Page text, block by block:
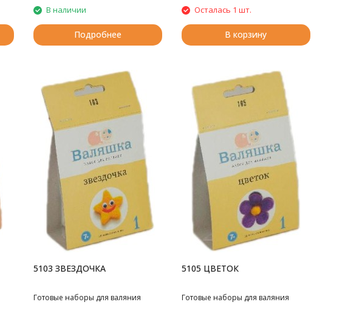
В наличии
Подробнее
Осталась 1 шт.
В корзину
5103 ЗВЕЗДОЧКА
Готовые наборы для валяния
5105 ЦВЕТОК
Готовые наборы для валяния